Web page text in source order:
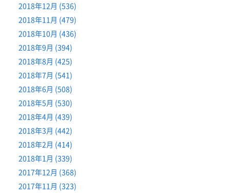
2018年12月 (536)
2018年11月 (479)
2018年10月 (436)
2018年9月 (394)
2018年8月 (425)
2018年7月 (541)
2018年6月 (508)
2018年5月 (530)
2018年4月 (439)
2018年3月 (442)
2018年2月 (414)
2018年1月 (339)
2017年12月 (368)
2017年11月 (323)